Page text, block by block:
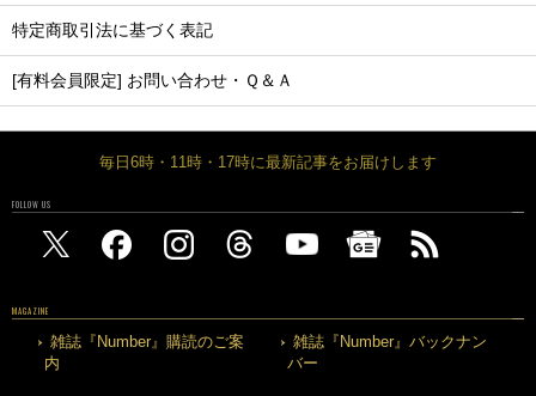
特定商取引法に基づく表記
[有料会員限定] お問い合わせ・Ｑ＆Ａ
毎日6時・11時・17時に最新記事をお届けします
FOLLOW US
MAGAZINE
雑誌『Number』購読のご案
内
雑誌『Number』バックナン
バー